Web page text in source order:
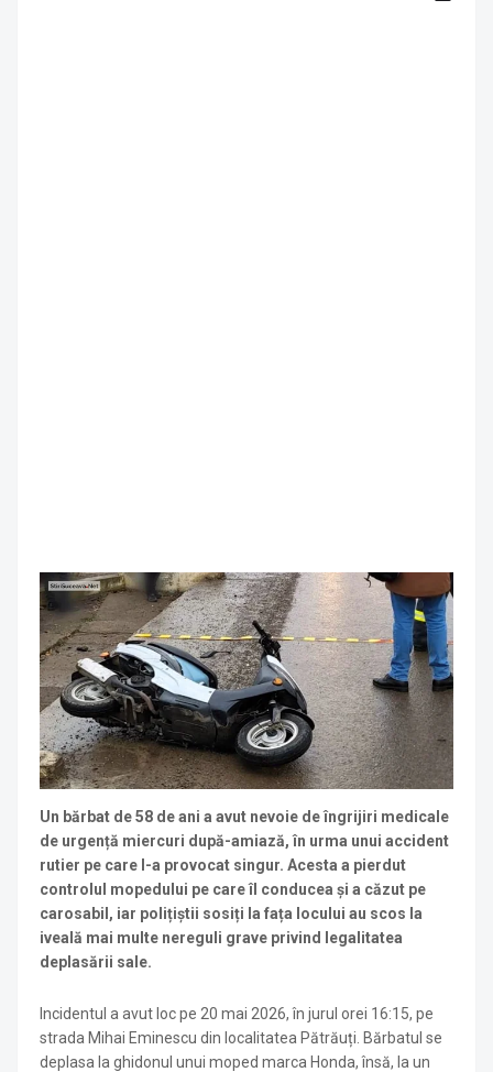
Un bărbat de 58 de ani a avut nevoie de îngrijiri medicale
de urgență miercuri după-amiază, în urma unui accident
rutier pe care l-a provocat singur. Acesta a pierdut
controlul mopedului pe care îl conducea și a căzut pe
carosabil, iar polițiștii sosiți la fața locului au scos la
iveală mai multe nereguli grave privind legalitatea
deplasării sale.
Incidentul a avut loc pe 20 mai 2026, în jurul orei 16:15, pe
strada Mihai Eminescu din localitatea Pătrăuți. Bărbatul se
deplasa la ghidonul unui moped marca Honda, însă, la un